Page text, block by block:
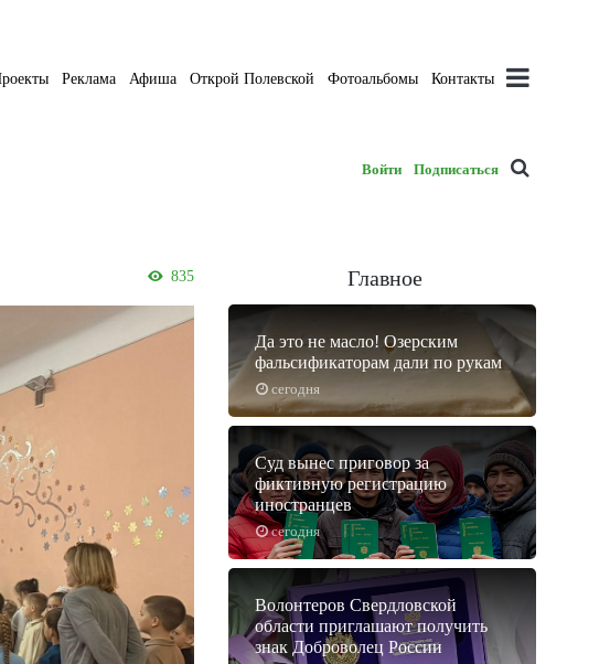
Реклама Афиша Открой Полевской Фотоальбомы Контакты
Войти Подписаться
835 Главное
сегодня
Да это не масло! Озерским
фальсификаторам дали по рукам
сегодня
Суд вынес приговор за
фиктивную регистрацию
иностранцев
Волонтеров Свердловской
области приглашают получить
знак Доброволец России